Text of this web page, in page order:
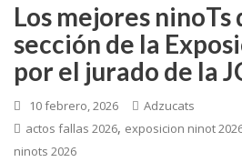
Los mejores ninoTs
sección de la
por el jurado de la
10 febrero, 2026
Adzucats
actos fallas 2026, exposicion ninot
ninots 2026